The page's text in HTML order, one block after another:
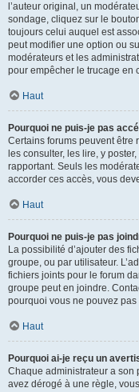
l’auteur original, un
sondage, cliquez sur le
toujours celui auquel est
peut modifier une option ou
modérateurs et les
pour empêcher le trucage en
Haut
Pourquoi ne puis-je pas
Certains forums peuvent être
les consulter, les lire, y
rapportant. Seuls les
accorder ces accès, vous
Haut
Pourquoi ne puis-je pas
La possibilité d’ajouter des
groupe, ou par utilisateur.
fichiers joints pour le forum
groupe peut en joindre.
pourquoi vous ne pouvez
Haut
Pourquoi ai-je reçu un
Chaque administrateur a son
avez dérogé à une règle,